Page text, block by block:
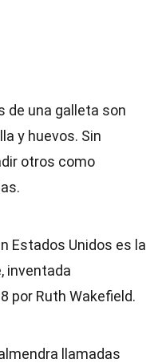
de una galleta son
y huevos. Sin
otros como
Estados Unidos es la
inventada
por Ruth Wakefield.
llamadas